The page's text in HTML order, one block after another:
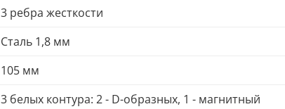
3 ребра жесткости
Сталь 1,8 мм
105 мм
3 белых контура: 2 - D-образных, 1 - магнитный